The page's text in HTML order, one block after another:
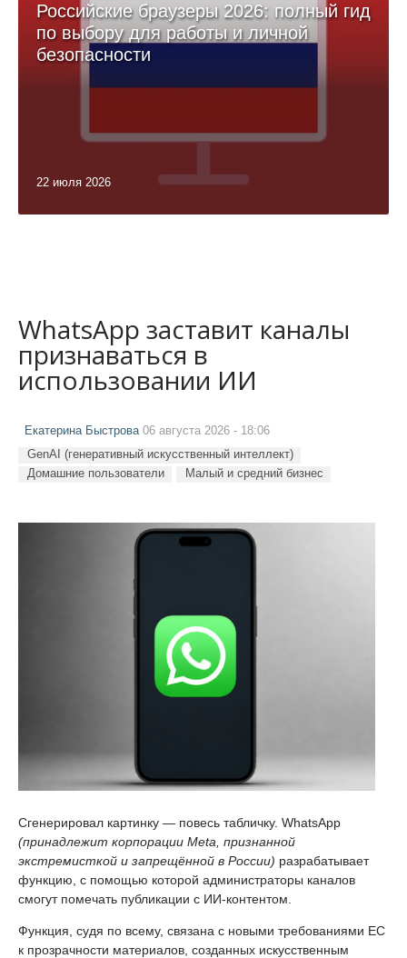
Российские браузеры 2026: полный гид
по выбору для работы и личной
безопасности
22 июля 2026
WhatsApp заставит каналы
признаваться в
использовании ИИ
Екатерина Быстрова06 августа 2026 - 18:06
GenAI (генеративный искусственный интеллект)
Домашние пользователи
Малый и средний бизнес
Сгенерировал картинку — повесь табличку. WhatsApp
(принадлежит корпорации Meta, признанной
экстремисткой и запрещённой в России) разрабатывает
функцию, с помощью которой администраторы каналов
смогут помечать публикации с ИИ-контентом.
Функция, судя по всему, связана с новыми требованиями ЕС
к прозрачности материалов, созданных искусственным